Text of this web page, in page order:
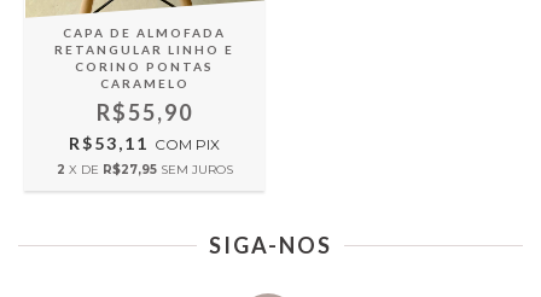
CAPA DE ALMOFADA
RETANGULAR LINHO E
CORINO PONTAS
CARAMELO
R$55,90
R$53,11 COM PIX
2 X DE R$27,95 SEM JUROS
SIGA-NOS